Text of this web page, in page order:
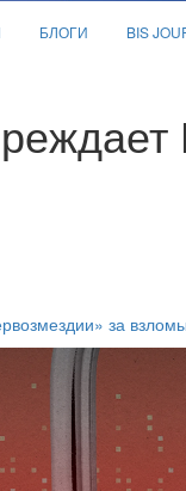
БЛОГИ BIS
за